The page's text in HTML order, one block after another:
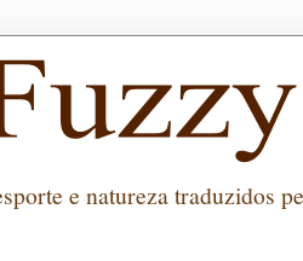
e natureza traduzidos